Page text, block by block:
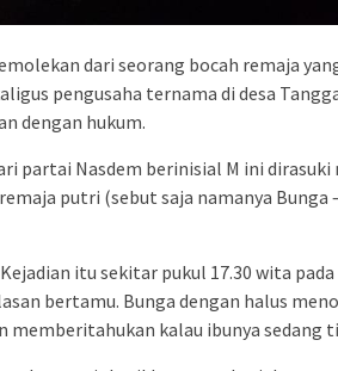
dari seorang bocah remaja
pengusaha ternama di desa
dengan hukum.
partai Nasdem berinisial M ini dirasuki
putri (sebut saja namanya Bunga
itu sekitar pukul 17.30 wita
bertamu. Bunga dengan halus
memberitahukan kalau ibunya sedang